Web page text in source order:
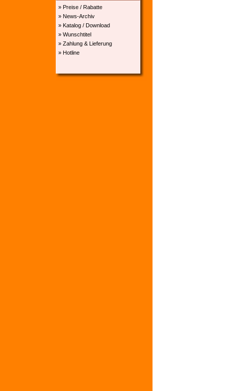
» Preise / Rabatte
» News-Archiv
» Katalog / Download
» Wunschtitel
» Zahlung & Lieferung
» Hotline